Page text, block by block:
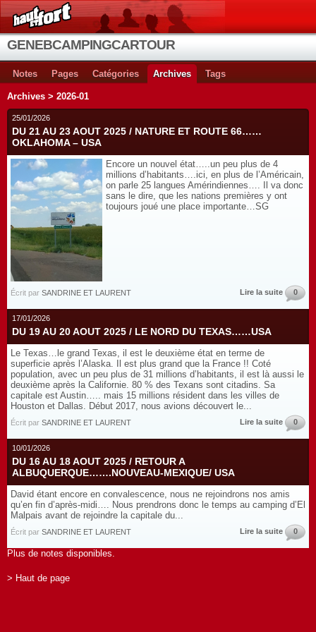
GENEBCAMPINGCARTOUR
Notes Pages Catégories Archives Tags
Archives > 2026-01
25/01/2026
DU 21 AU 23 AOUT 2025 / NATURE ET ROUTE 66……
OKLAHOMA – USA
Encore un nouvel état…..un peu plus de 4
millions d’habitants….ici, en plus de l’Américain,
on parle 25 langues Amérindiennes…. Il va donc
sans le dire, que les nations premières y ont
toujours joué une place importante…SG
Écrit par SANDRINE ET LAURENT Lire la suite 0
17/01/2026
DU 19 AU 20 AOUT 2025 / LE NORD DU TEXAS……USA
Le Texas…le grand Texas, il est le deuxième état en terme de
superficie après l’Alaska. Il est plus grand que la France !! Coté
population, avec un peu plus de 31 millions d’habitants, il est là aussi le
deuxième après la Californie. 80 % des Texans sont citadins. Sa
capitale est Austin….. mais 15 millions résident dans les villes de
Houston et Dallas. Début 2017, nous avions découvert le...
Écrit par SANDRINE ET LAURENT Lire la suite 0
10/01/2026
DU 16 AU 18 AOUT 2025 / RETOUR A
ALBUQUERQUE…….NOUVEAU-MEXIQUE/ USA
David étant encore en convalescence, nous ne rejoindrons nos amis
qu’en fin d’après-midi…. Nous prendrons donc le temps au camping d’El
Malpais avant de rejoindre la capitale du...
Écrit par SANDRINE ET LAURENT Lire la suite 0
Plus de notes disponibles.
> Haut de page